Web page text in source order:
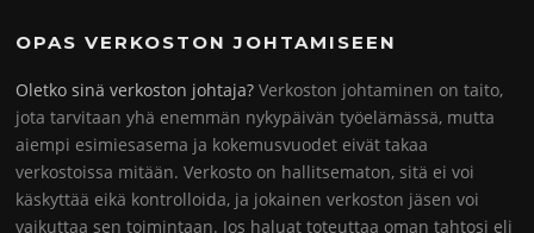
OPAS VERKOSTON JOHTAMISEEN
Oletko sinä verkoston johtaja? Verkoston johtaminen on taito,
jota tarvitaan yhä enemmän nykypäivän työelämässä, mutta
aiempi esimiesasema ja kokemusvuodet eivät takaa
verkostoissa mitään. Verkosto on hallitsematon, sitä ei voi
käskyttää eikä kontrolloida, ja jokainen verkoston jäsen voi
vaikuttaa sen toimintaan. Jos haluat toteuttaa oman tahtosi eli